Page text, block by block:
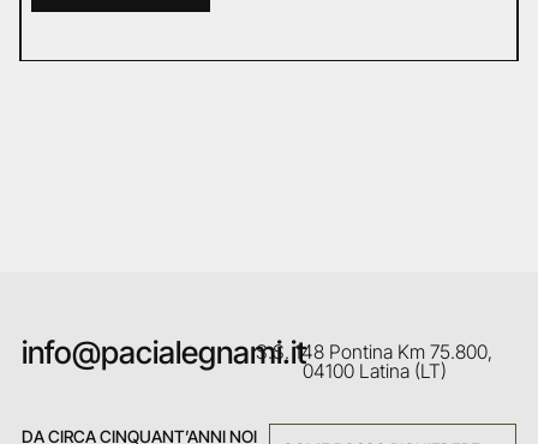
info@pacialegnami.itS.S. 148 Pontina Km 75.800,
04100 Latina (LT)
DA CIRCA CINQUANT’ANNI NOI